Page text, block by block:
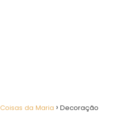
Coisas da Maria Decoração